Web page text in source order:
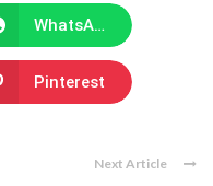
WhatsApp
Pinterest
Next Article